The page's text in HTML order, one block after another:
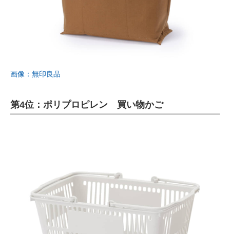
画像：無印良品
第4位：ポリプロピレン 買い物かご